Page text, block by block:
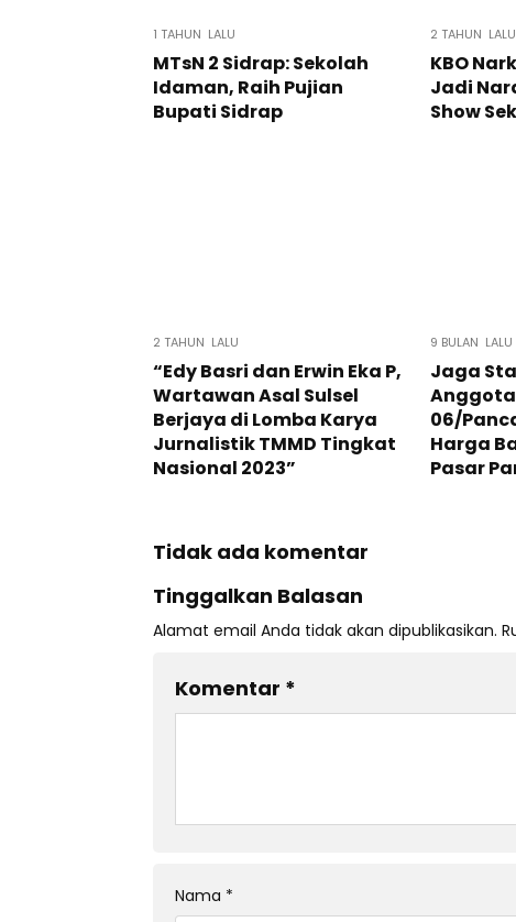
1 TAHUN LALU
MTsN 2 Sidrap: Sekolah
Idaman, Raih Pujian
Bupati Sidrap
2 TAHUN LALU
KBO
Jadi
Show
2 TAHUN LALU
“Edy Basri dan Erwin Eka P,
Wartawan Asal Sulsel
Berjaya di Lomba Karya
Jurnalistik TMMD Tingkat
Nasional 2023”
9 BULAN LALU
Jaga
06/
Harga
Pasar
Tidak ada komentar
Tinggalkan Balasan
Alamat email Anda tidak akan dipublikasikan.
Komentar *
Nama *